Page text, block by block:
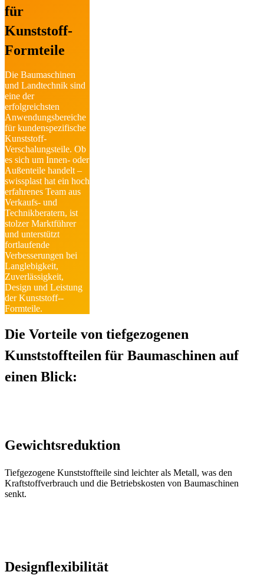
für
Kunststoff-
Formteile
Die Baumaschinen
und Landtechnik sind
eine der
erfolgreichsten
Anwendungs­bereiche
für kundenspezifische
Kunststoff-
Verschalungsteile. Ob
es sich um Innen- oder
Außenteile handelt –
swissplast hat ein hoch
erfahrenes Team aus
Verkaufs- und
Technik­beratern, ist
stolzer Marktführer
und unterstützt
fortlaufende
Verbesserungen bei
Langlebigkeit,
Zuverlässigkeit,
Design und Leistung
der Kunststoff-­
Formteile.
Die Vorteile von tiefgezogenen
Kunststoffteilen für Baumaschinen auf
einen Blick:
Gewichtsreduktion
Tiefgezogene Kunststoffteile sind leichter als Metall, was den
Kraftstoffverbrauch und die Betriebskosten von Baumaschinen
senkt.
Designflexibilität